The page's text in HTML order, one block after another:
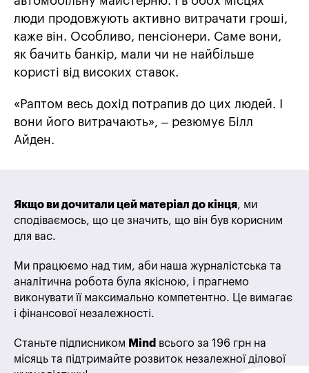
люди продовжують активно витрачати гроші,
каже він. Особливо, пенсіонери. Саме вони,
як бачить банкір, мали чи не найбільше
користі від високих ставок.
«Раптом весь дохід потрапив до цих людей. І
вони його витрачають», – резюмує Білл
Айден.
Якщо ви дочитали цей матеріал до кінця, ми
сподіваємось, що це значить, що він був корисним
для вас.
Ми працюємо над тим, аби наша журналістська та
аналітична робота була якісною, і прагнемо
виконувати її максимально компетентно. Це вимагає
і фінансової незалежності.
Станьте підписником Mind всього за 196 грн на
місяць та підтримайте розвиток незалежної ділової